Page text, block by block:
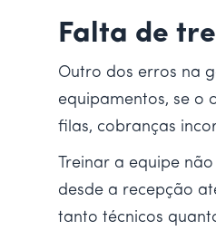
Falta de
Outro dos erros na
equipamentos, se o
filas, cobranças
Treinar a equipe
desde a recepção
tanto técnicos